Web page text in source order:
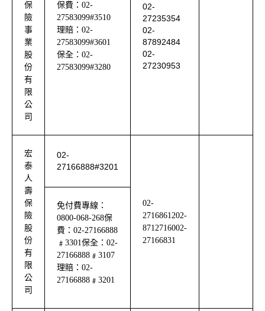
保
險
事
業
股
份
有
限
公
司
保費： 02-
27583099#3510
理賠： 02-
27583099#3601
保全： 02-
27583099#3280
02-
27235354
02-
87892484
02-
27230953
宏
泰
人
壽
保
險
股
份
有
限
公
司
02-
27166888#3201
02-
2716861202-
8712716002-
27166831
免付費專線：
0800-068-268保
費： 02-27166888
﹟ 3301保全： 02-
27166888 ﹟ 3107
理賠： 02-
27166888 ﹟ 3201